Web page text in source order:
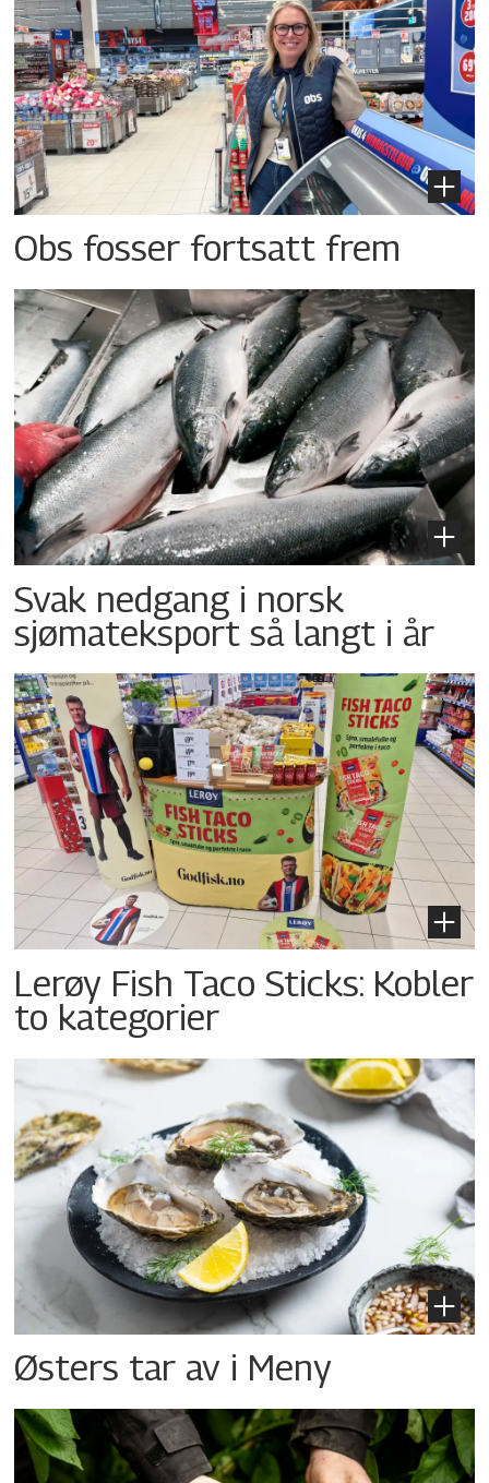
Obs fosser fortsatt frem
Svak nedgang i norsk
sjømateksport så langt i år
Lerøy Fish Taco Sticks: Kobler
to kategorier
Østers tar av i Meny